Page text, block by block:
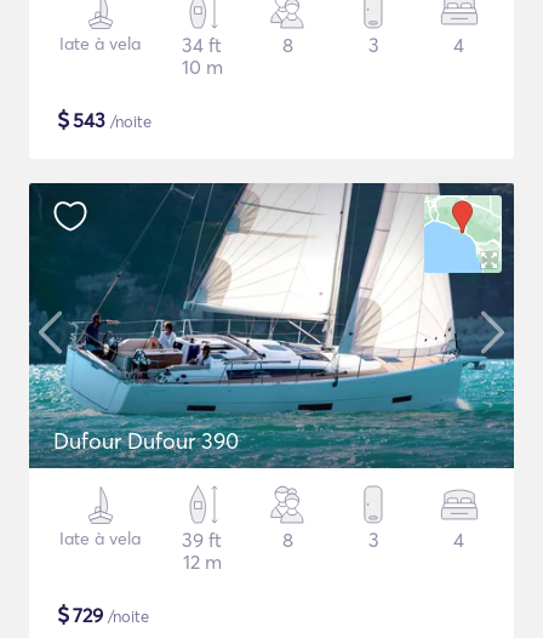
Iate à vela
34 ft
10 m
8 3 4
$543 /noite
Dufour Dufour 390
Iate à vela
39 ft
12 m
8 3 4
$729 /noite